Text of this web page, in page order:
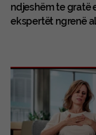
ndjeshëm te gratë
ekspertët ngrenë